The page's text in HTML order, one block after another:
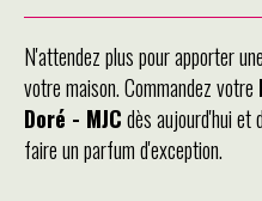
N'attendez plus pour apporter
votre maison. Commandez votre
Doré - MJCdès aujourd'hui et
faire un parfum d'exception.